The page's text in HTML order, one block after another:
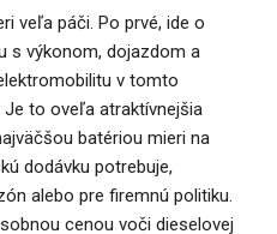
veľa páči. Po prvé, ide o
s výkonom, dojazdom a
v tomto
to oveľa atraktívnejšia
batériou mieri na
dodávku potrebuje,
alebo pre firemnú politiku.
cenou voči dieselovej